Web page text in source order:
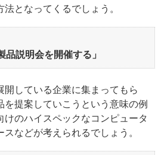
法となってくるでしょう。
品説明会を開催する」
開している企業に集まってもら
を提案していこうという意味の例
けのハイスペックなコンピュータ
などが考えられるでしょう。